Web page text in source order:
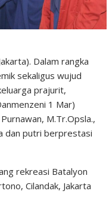
Dalam rangka
sekaligus wujud
prajurit,
1 Mar)
M.Tr.Opsla.,
dan putri berprestasi
rekreasi Batalyon
Cilandak, Jakarta